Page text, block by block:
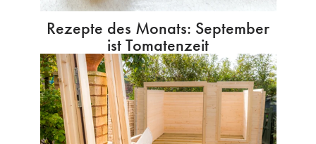
Rezepte des Monats: September
ist Tomatenzeit